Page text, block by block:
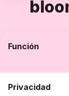
Función
Privacidad